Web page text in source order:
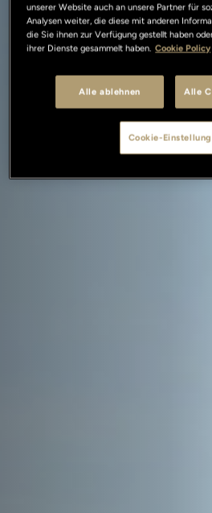
unserer Website auch an unsere Partner für
Analysen weiter, die diese mit anderen
die Sie ihnen zur Verfügung gestellt haben
ihrer Dienste gesammelt haben. Cookie Policy
Alle ablehnen Alle
Cookie-